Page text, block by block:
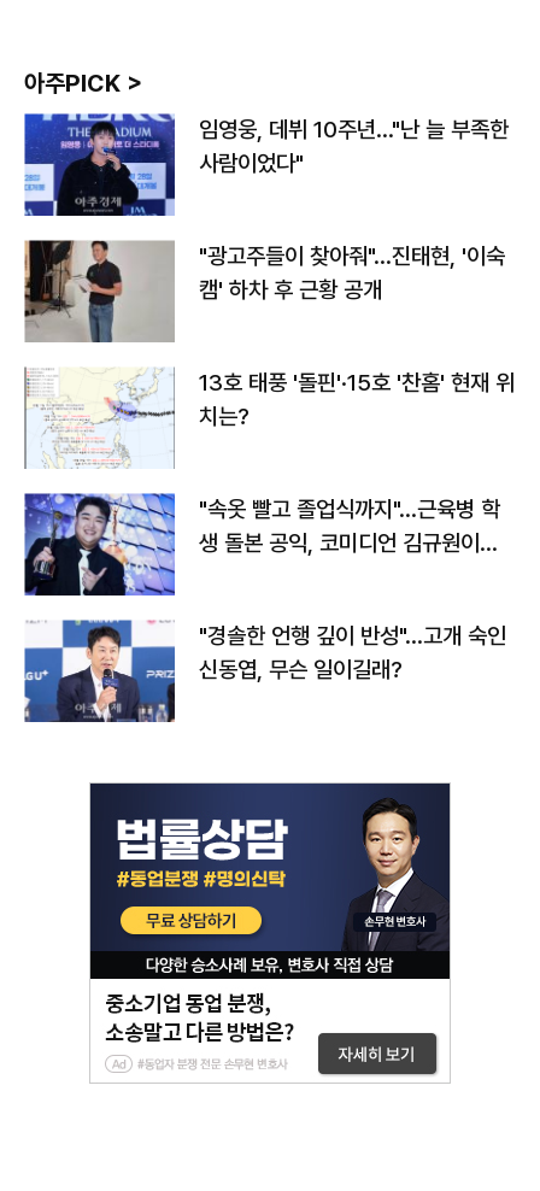
아주PICK >
임영웅, 데뷔 10주년…"난 늘 부족한
사람이었다"
"광고주들이 찾아줘"…진태현, '이숙
캠' 하차 후 근황 공개
13호 태풍 '돌핀'·15호 '찬홈' 현재 위
치는?
"속옷 빨고 졸업식까지"…근육병 학
생 돌본 공익, 코미디언 김규원이었
"경솔한 언행 깊이 반성"…고개 숙인
신동엽, 무슨 일이길래?